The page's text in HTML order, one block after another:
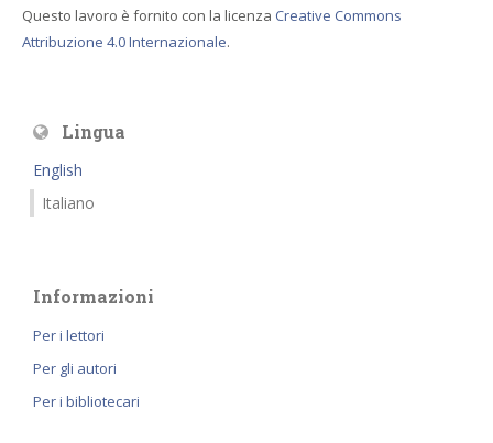
Questo lavoro è fornito con la licenza Creative Commons
Attribuzione 4.0 Internazionale.
Lingua
English
Italiano
Informazioni
Per i lettori
Per gli autori
Per i bibliotecari